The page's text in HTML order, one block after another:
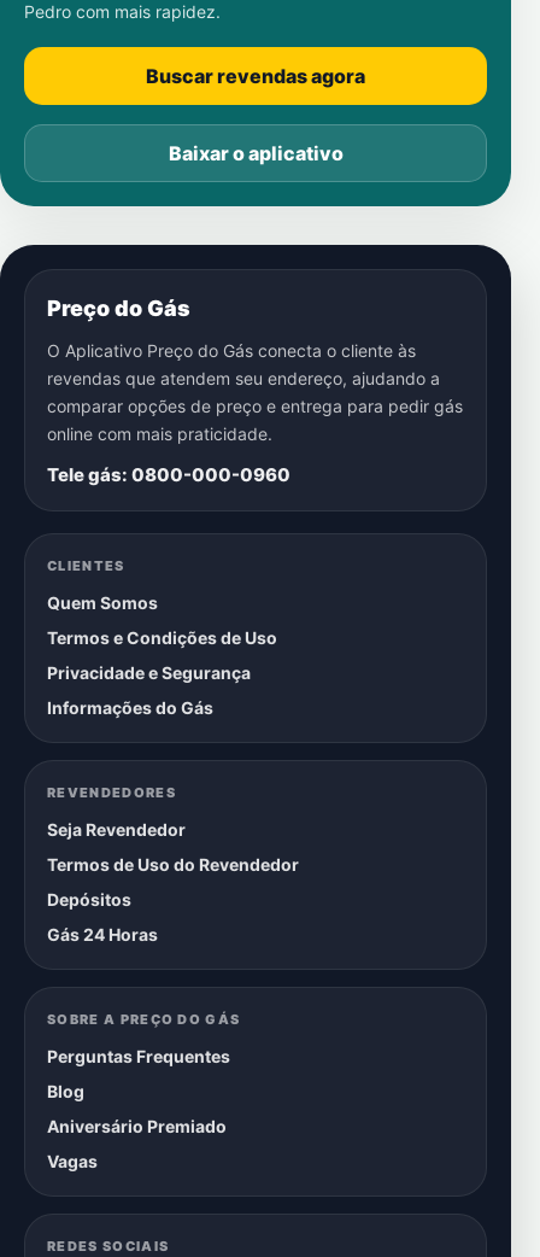
Pedro com mais rapidez.
Buscar revendas agora
Baixar o aplicativo
Preço do Gás
O Aplicativo Preço do Gás conecta o cliente às
revendas que atendem seu endereço, ajudando a
comparar opções de preço e entrega para pedir gás
online com mais praticidade.
Tele gás: 0800-000-0960
CLIENTES
Quem Somos
Termos e Condições de Uso
Privacidade e Segurança
Informações do Gás
REVENDEDORES
Seja Revendedor
Termos de Uso do Revendedor
Depósitos
Gás 24 Horas
SOBRE A PREÇO DO GÁS
Perguntas Frequentes
Blog
Aniversário Premiado
Vagas
REDES SOCIAIS